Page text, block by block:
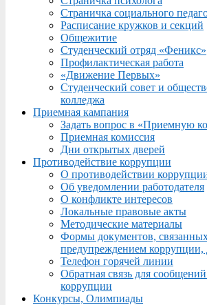
Страничка социального
Расписание кружков и секций
Общежитие
Студенческий отряд «Феникс»
Профилактическая работа
«Движение Первых»
Студенческий совет и
колледжа
Приемная кампания
Задать вопрос в «Приемную
Приемная комиссия
Дни открытых дверей
Противодействие коррупции
О противодействии
Об уведомлении работодателя
О конфликте интересов
Локальные правовые акты
Методические материалы
Формы документов,
предупреждением коррупции,
Телефон горячей линии
Обратная связь для
коррупции
Конкурсы, Олимпиады